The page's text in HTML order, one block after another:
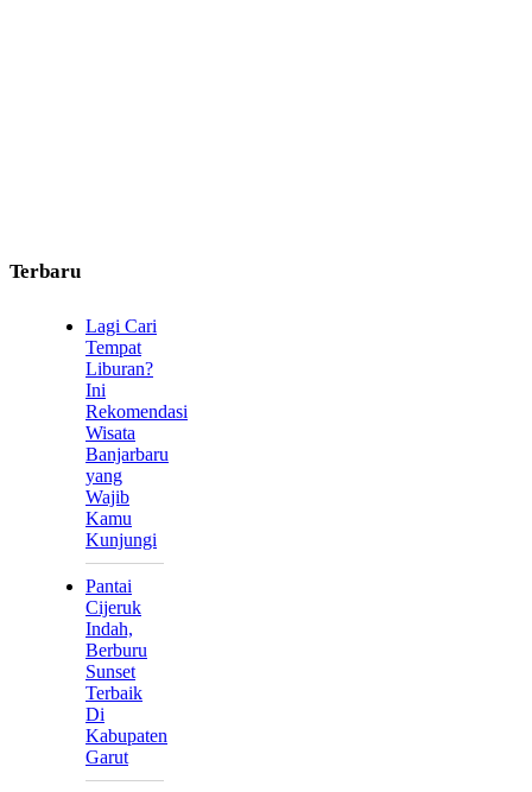
Terbaru
Lagi Cari
Tempat
Liburan?
Ini
Rekomendasi
Wisata
Banjarbaru
yang
Wajib
Kamu
Kunjungi
Pantai
Cijeruk
Indah,
Berburu
Sunset
Terbaik
Di
Kabupaten
Garut